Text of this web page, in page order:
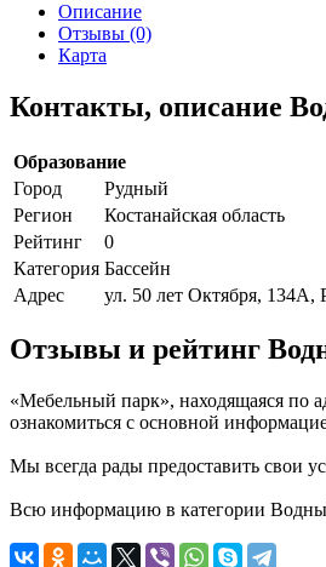
Описание
Отзывы (0)
Карта
Контакты, описание
Образование
Город
Рудный
Регион
Костанайская область
Рейтинг
0
Категория Бассейн
Адрес
ул. 50 лет Октября, 134А,
Отзывы и рейтинг
«Мебельный парк», находящаяся по
ознакомиться с основной
Мы всегда рады предоставить свои
Всю информацию в категории